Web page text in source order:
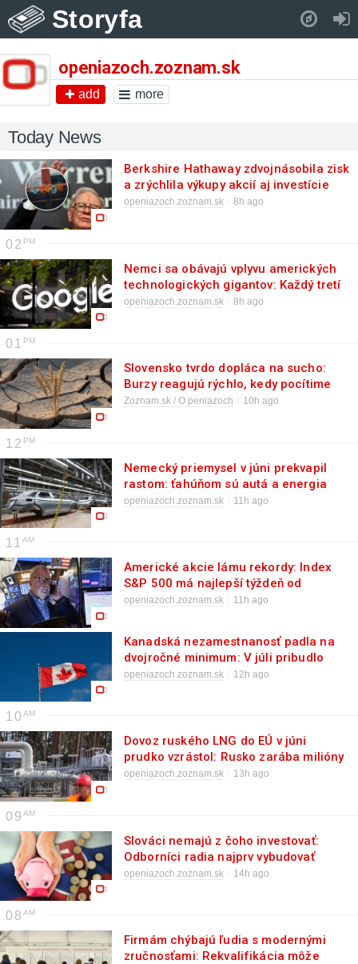
Storyfa
openiazoch.zoznam.sk
add more
Today News
Berkshire Hathaway zdvojnásobila zisk
a zrýchlila výkupy akcií aj investície
openiazoch.zoznam.sk 8h ago
02
Nemci sa obávajú vplyvu amerických
technologických gigantov: Každý tretí
vidí problém v závislosti
openiazoch.zoznam.sk 8h ago
01
Slovensko tvrdo dopláca na sucho:
Burzy reagujú rýchlo, kedy pocítime
horúčavy v peňaženkách?
Zoznam.sk / O peniazoch 10h ago
12
Nemecký priemysel v júni prekvapil
rastom: ťahúňom sú autá a energia
openiazoch.zoznam.sk 11h ago
11
Americké akcie lámu rekordy: Index
S&P 500 má najlepší týždeň od
apríla
openiazoch.zoznam.sk 11h ago
Kanadská nezamestnanosť padla na
dvojročné minimum: V júli pribudlo
vyše 75‑tisíc miest
openiazoch.zoznam.sk 12h ago
10
Dovoz ruského LNG do EÚ v júni
prudko vzrástol: Rusko zarába milióny
denne
openiazoch.zoznam.sk 13h ago
09
Slováci nemajú z čoho investovať:
Odborníci radia najprv vybudovať
finančnú rezervu
openiazoch.zoznam.sk 14h ago
08
Firmám chýbajú ľudia s modernými
zručnosťami: Rekvalifikácia môže
Pull down to refresh..